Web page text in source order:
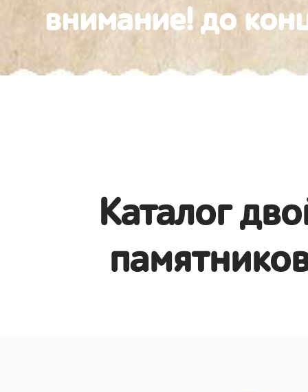
внимание! до
Каталог